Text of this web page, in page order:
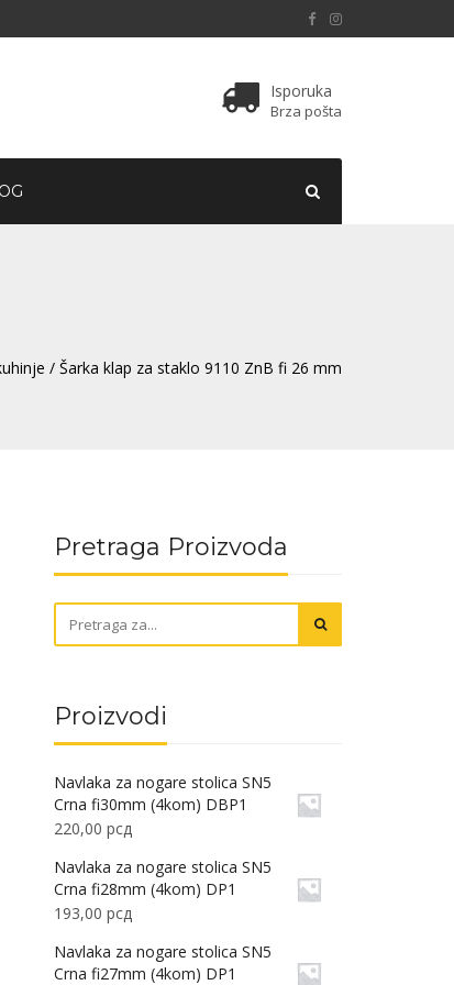
Isporuka
Brza pošta
/ Šarka klap za staklo 9110 ZnB fi 26 mm
Pretraga Proizvoda
Proizvodi
Navlaka za nogare stolica SN5
Crna fi30mm (4kom) DBP1
220,00 рсд
Navlaka za nogare stolica SN5
Crna fi28mm (4kom) DP1
193,00 рсд
Navlaka za nogare stolica SN5
Crna fi27mm (4kom) DP1